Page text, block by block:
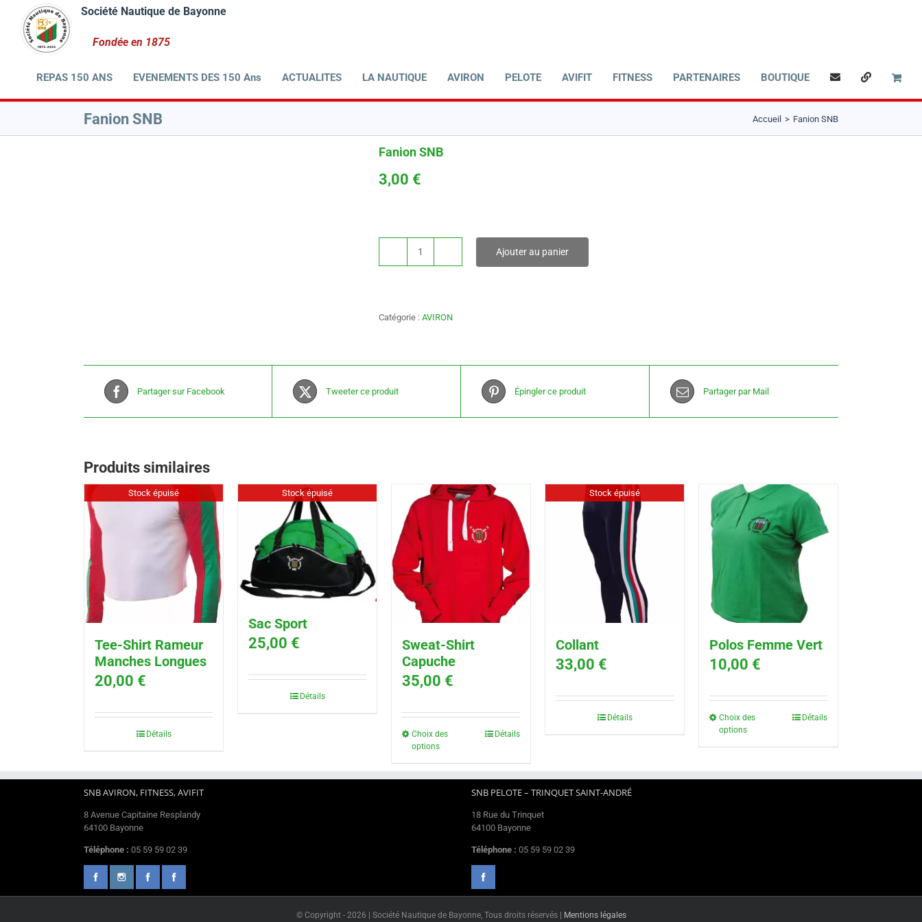
contenu
REPAS 150 ANS EVENEMENTS DES 150 Ans ACTUALITES LA NAUTIQUE AVIRON PELOTE AVIFIT FITNESS PARTENAIRES BOUTIQUE
Fanion SNB Accueil Fanion SNB
Fanion SNB
3,00 €
quantité
Ajouter au panier
Catégorie : AVIRON
Partager sur Facebook Tweeter ce produit Épingler ce produit Partager par Mail
Produits similaires
Stock épuisé
Tee-Shirt Rameur
Manches Longues
20,00 €
Détails
Stock épuisé
Sac Sport
25,00 €
Détails
Sweat-Shirt
Capuche
35,00 €
Choix des
options
Détails
Stock épuisé
Collant
33,00 €
Détails
Polos Femme Vert
10,00 €
Choix des
options
Détails
SNB AVIRON, FITNESS, AVIFIT
8 Avenue Capitaine Resplandy
64100 Bayonne
Téléphone : 05 59 59 02 39
SNB PELOTE – TRINQUET SAINT-ANDRÉ
18 Rue du Trinquet
64100 Bayonne
Téléphone : 05 59 59 02 39
© Copyright - 2026 | Société Nautique de Bayonne, Tous droits réservés | Mentions légales